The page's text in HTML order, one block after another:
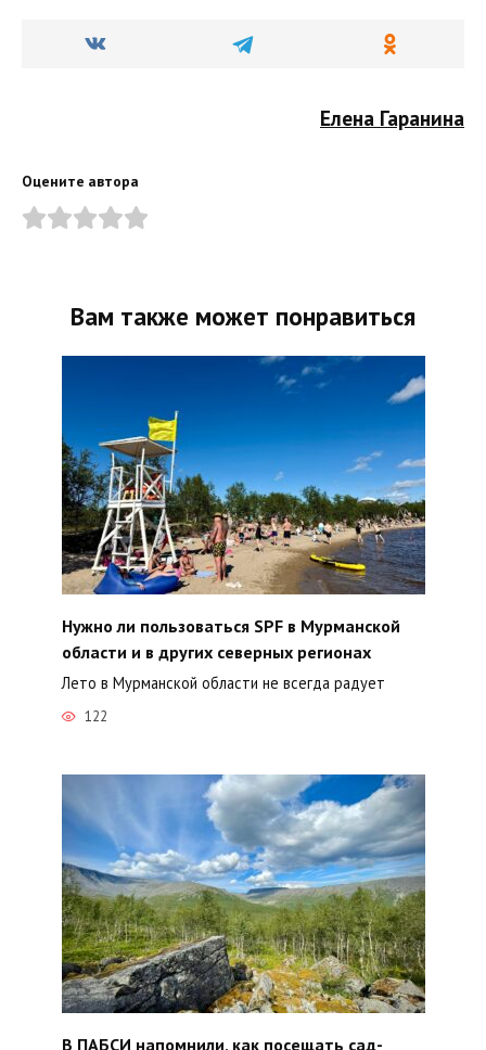
Елена Гаранина
Оцените автора
Вам также может понравиться
Нужно ли пользоваться SPF в Мурманской
области и в других северных регионах
Лето в Мурманской области не всегда радует
122
В ПАБСИ напомнили, как посещать сад-